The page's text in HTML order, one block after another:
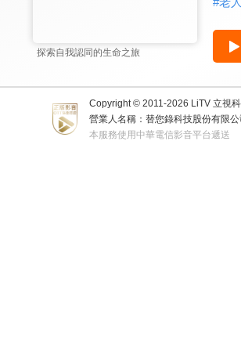
探索自我認同的生命之旅
Copyright © 2011-2026 LiTV 立視
營業人名稱：替您錄科技股份有限公
本服務使用中華電信影音平台遞送